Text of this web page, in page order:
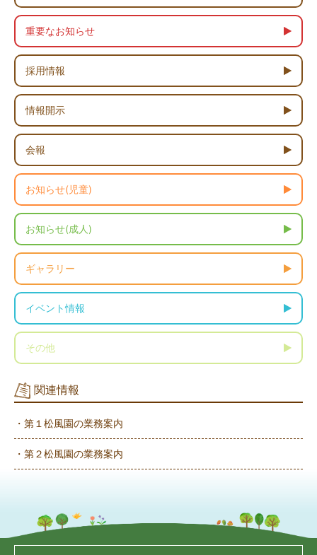
重要なお知らせ
採用情報
情報開示
会報
お知らせ(児童)
お知らせ(成人)
ギャラリー
イベント情報
その他
関連情報
・第１松風園の業務案内
・第２松風園の業務案内